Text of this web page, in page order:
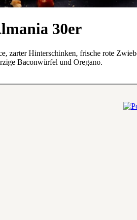
30er
zarter Hinterschinken, frische rote
Baconwürfel und Oregano.